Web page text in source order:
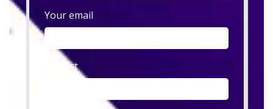
Your email
Subject